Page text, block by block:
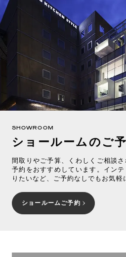
SHOWROOM
ショールームのご
間取りやご予算、くわしくご相談
予約をおすすめしています。イン
りたいなど、ご予約なしでもお気軽
ショールームご予約